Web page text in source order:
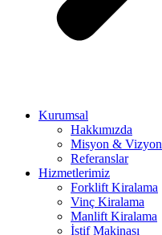
Kurumsal
Hakkımızda
Misyon & Vizyon
Referanslar
Hizmetlerimiz
Forklift Kiralama
Vinç Kiralama
Manlift Kiralama
İstif Makinası